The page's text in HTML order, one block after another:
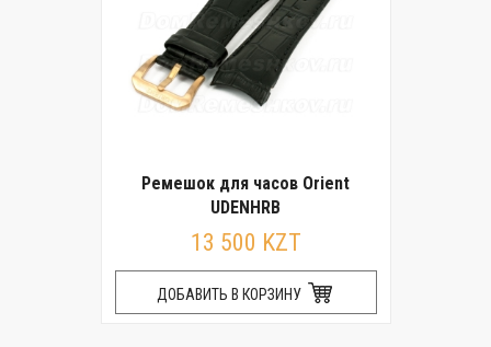
Ремешок для часов Orient
UDENHRB
13 500 KZT
ДОБАВИТЬ В КОРЗИНУ